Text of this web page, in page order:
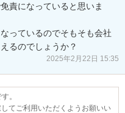
責になっていると思いま
っているのでそもそも会社
るのでしょうか？
2025年2月22日 15:35
。
てご利用いただくようお願いい